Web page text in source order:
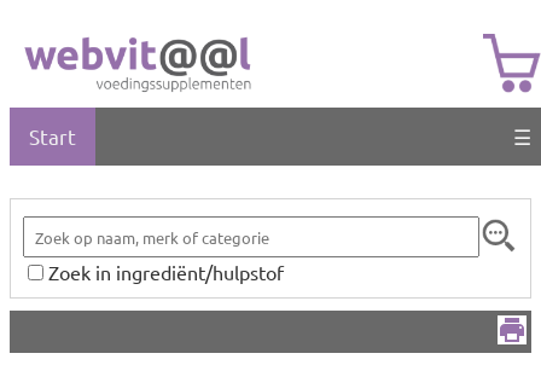
Start ☰
Zoek in ingrediënt/hulpstof